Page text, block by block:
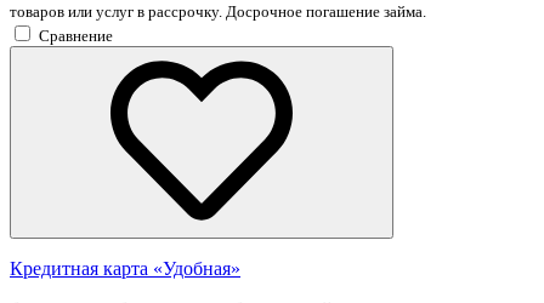
товаров или услуг в рассрочку. Досрочное погашение займа.
Сравнение
Кредитная карта «Удобная»